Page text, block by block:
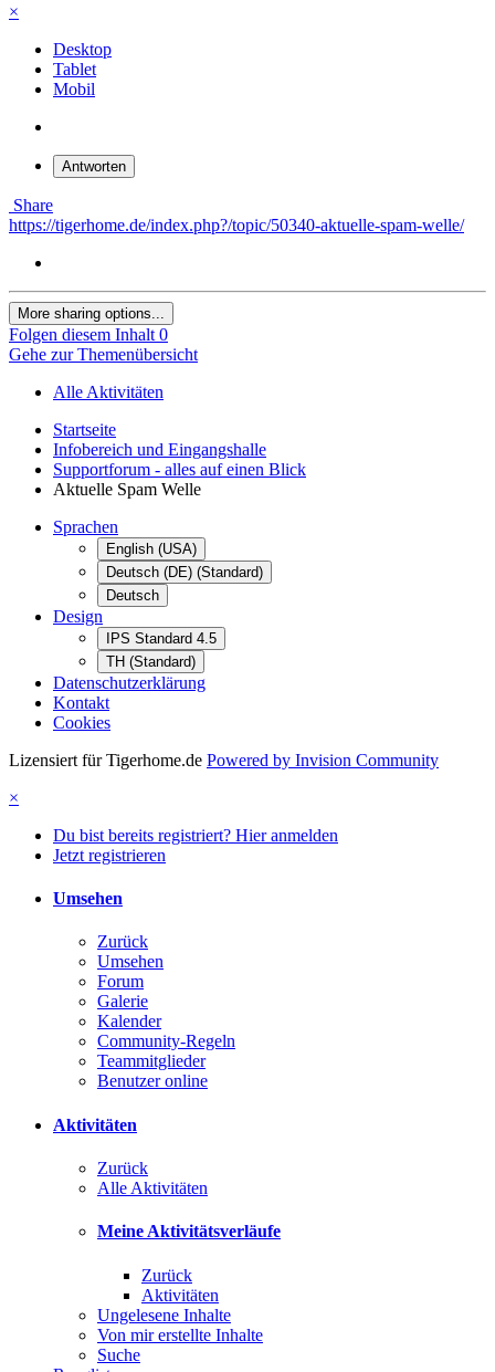
×
Desktop
Tablet
Mobil
Antworten
Share
https://tigerhome.de/index.php?/topic/50340-aktuelle-spam-welle/
More sharing options...
Folgen diesem Inhalt 0
Gehe zur Themenübersicht
Alle Aktivitäten
Startseite
Infobereich und Eingangshalle
Supportforum - alles auf einen Blick
Aktuelle Spam Welle
Sprachen
English (USA)
Deutsch (DE) (Standard)
Deutsch
Design
IPS Standard 4.5
TH (Standard)
Datenschutzerklärung
Kontakt
Cookies
Lizensiert für Tigerhome.de Powered by Invision Community
×
Du bist bereits registriert? Hier anmelden
Jetzt registrieren
Umsehen
Zurück
Umsehen
Forum
Galerie
Kalender
Community-Regeln
Teammitglieder
Benutzer online
Aktivitäten
Zurück
Alle Aktivitäten
Meine Aktivitätsverläufe
Zurück
Aktivitäten
Ungelesene Inhalte
Von mir erstellte Inhalte
Suche